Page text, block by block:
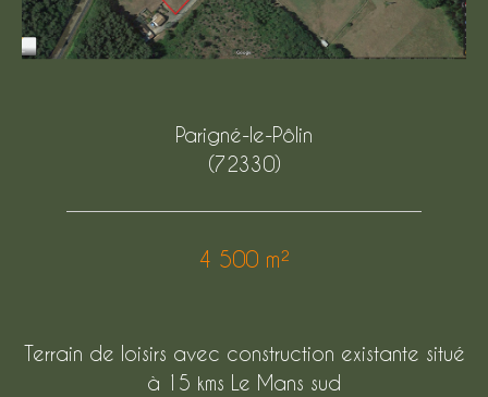
Parigné-le-Pôlin
(72330)
4 500 m²
Terrain de loisirs avec construction existante situé
à 15 kms Le Mans sud
AFFINER LES CRITÈRES
PISCINE
NOUVEAUTÉS